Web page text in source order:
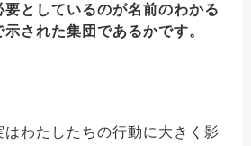
としているのが名前のわかる
された集団であるかです。
はわたしたちの行動に大きく影